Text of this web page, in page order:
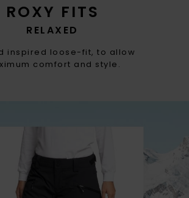
ROXY FITS
RELAXED
inspired loose-fit, to allow
comfort and style.